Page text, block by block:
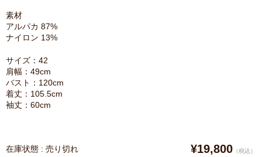
素材
アルパカ 87%
ナイロン 13%
サイズ：42
肩幅：49cm
バスト：120cm
着丈：105.5cm
袖丈：60cm
在庫状態 : 売り切れ ¥19,800 （税込）